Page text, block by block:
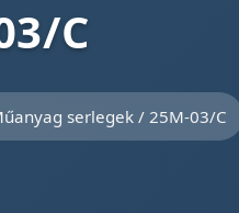
C
serlegek/ 25M-03/C